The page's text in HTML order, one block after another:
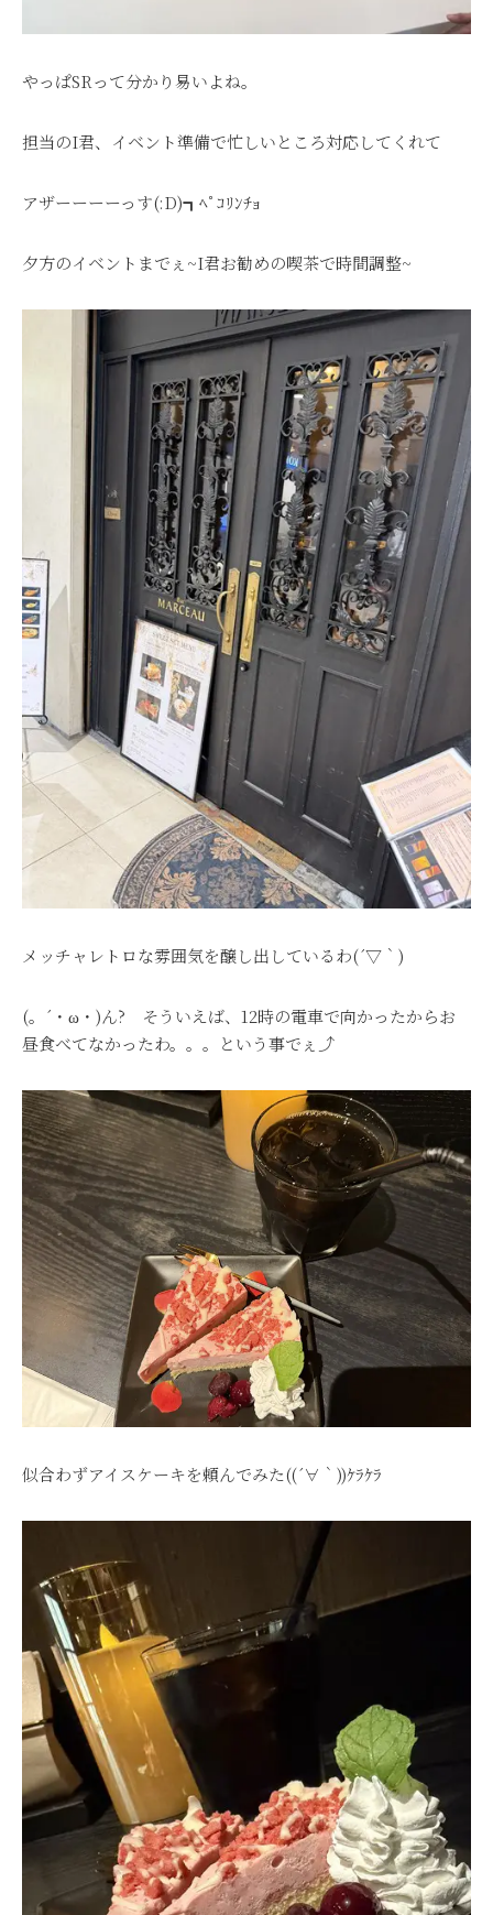
やっぱSRって分かり易いよね。
担当のI君、イベント準備で忙しいところ対応してくれて
アザーーーーっす(:D)┓ﾍﾟｺﾘﾝﾁｮ
夕方のイベントまでぇ~I君お勧めの喫茶で時間調整~
メッチャレトロな雰囲気を醸し出しているわ(´▽｀)
(。´・ω・)ん? そういえば、12時の電車で向かったからお
昼食べてなかったわ。。。という事でぇ⤴
似合わずアイスケーキを頼んでみた((´∀｀))ｹﾗｹﾗ